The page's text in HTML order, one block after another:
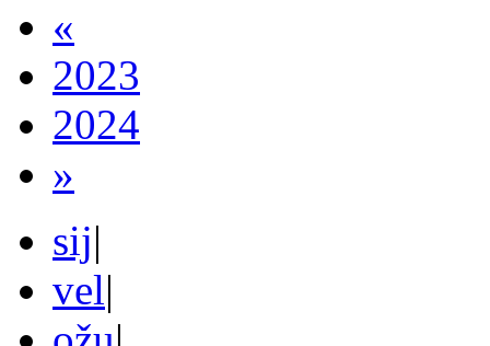
«
2023
2024
»
sij|
vel|